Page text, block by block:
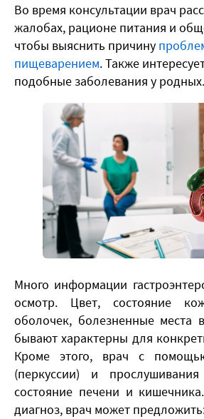
Во время консультации врач
жалобах, рационе питания и
чтобы выяснить причину
пищеварением. Также
подобные заболевания у родных.
​Много информации
осмотр. Цвет, состояние
оболочек, болезненные места
бывают характерны для
Кроме этого, врач с
(перкуссии) и
состояние печени и
диагноз, врач может